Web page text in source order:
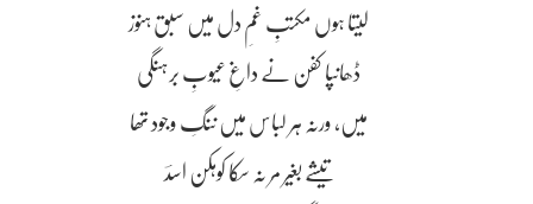
لیتا ہوں مکتبِ غمِ دل میں سبق ہنوز
ڈھانپا کفن نے داغِ عیوبِ برہنگی
میں، ورنہ ہر لباس میں ننگِ وجود تھا
تیشے بغیر مر نہ سکا کوہکن اسدؔ